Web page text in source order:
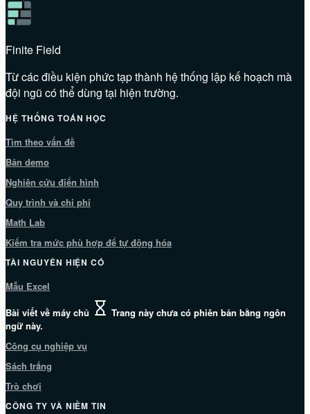
Finite Field
Từ các điều kiện phức tạp thành hệ thống lập kế hoạch mà
đội ngũ có thể dùng tại hiện trường.
HỆ THỐNG TOÁN HỌC
Tìm theo vấn đề
Bản demo
Nghiên cứu điển hình
Quy trình và chi phí
Math Lab
Kiểm tra mức phù hợp để tự động hóa
TÀI NGUYÊN HIỆN CÓ
Mẫu Excel
Bài viết về máy chủ
Trang này chưa có phiên bản bằng ngôn
ngữ này.
Công cụ nghiệp vụ
Sách trắng
Trò chơi
CÔNG TY VÀ NIỀM TIN